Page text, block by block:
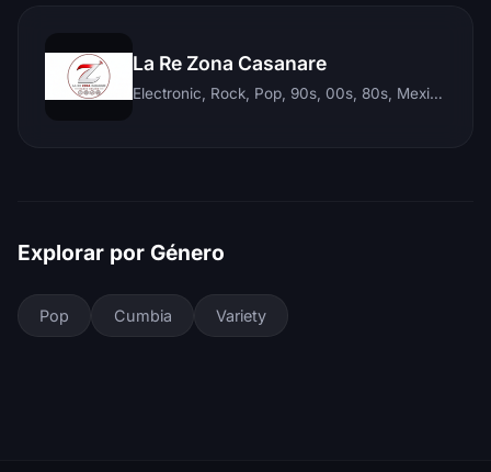
La Re Zona Casanare
Electronic, Rock, Pop, 90s, 00s, 80s, Mexican, Ranchera, Reggaeton, Instrumental, Salsa, Merengue, Tropical, Romantic, Vallenato, Llanera
Explorar por Género
Pop Cumbia Variety